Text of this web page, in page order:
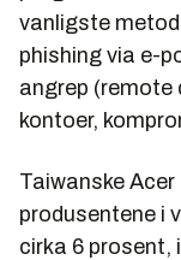
vanligste
phishing via e-
angrep (remote
kontoer,
Taiwanske
produsentene i
cirka 6